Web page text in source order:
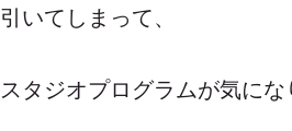
引いてしまって、
スタジオプログラムが気にな